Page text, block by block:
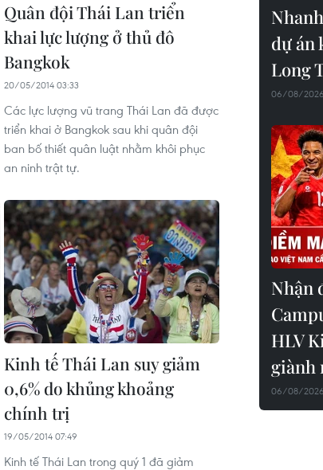
Quân đội Thái Lan triển
khai lực lượng ở thủ đô
Bangkok
20/05/2014 03:33
Các lực lượng vũ trang Thái Lan đã được
triển khai ở Bangkok sau khi quân đội
ban bố thiết quân luật nhằm khôi phục
an ninh trật tự.
Kinh tế Thái Lan suy giảm
0,6% do khủng khoảng
chính trị
19/05/2014 07:49
Kinh tế Thái Lan trong quý 1 đã giảm
dự án
Long
06/08/2026
Nhận
HLV
giành
06/08/2026